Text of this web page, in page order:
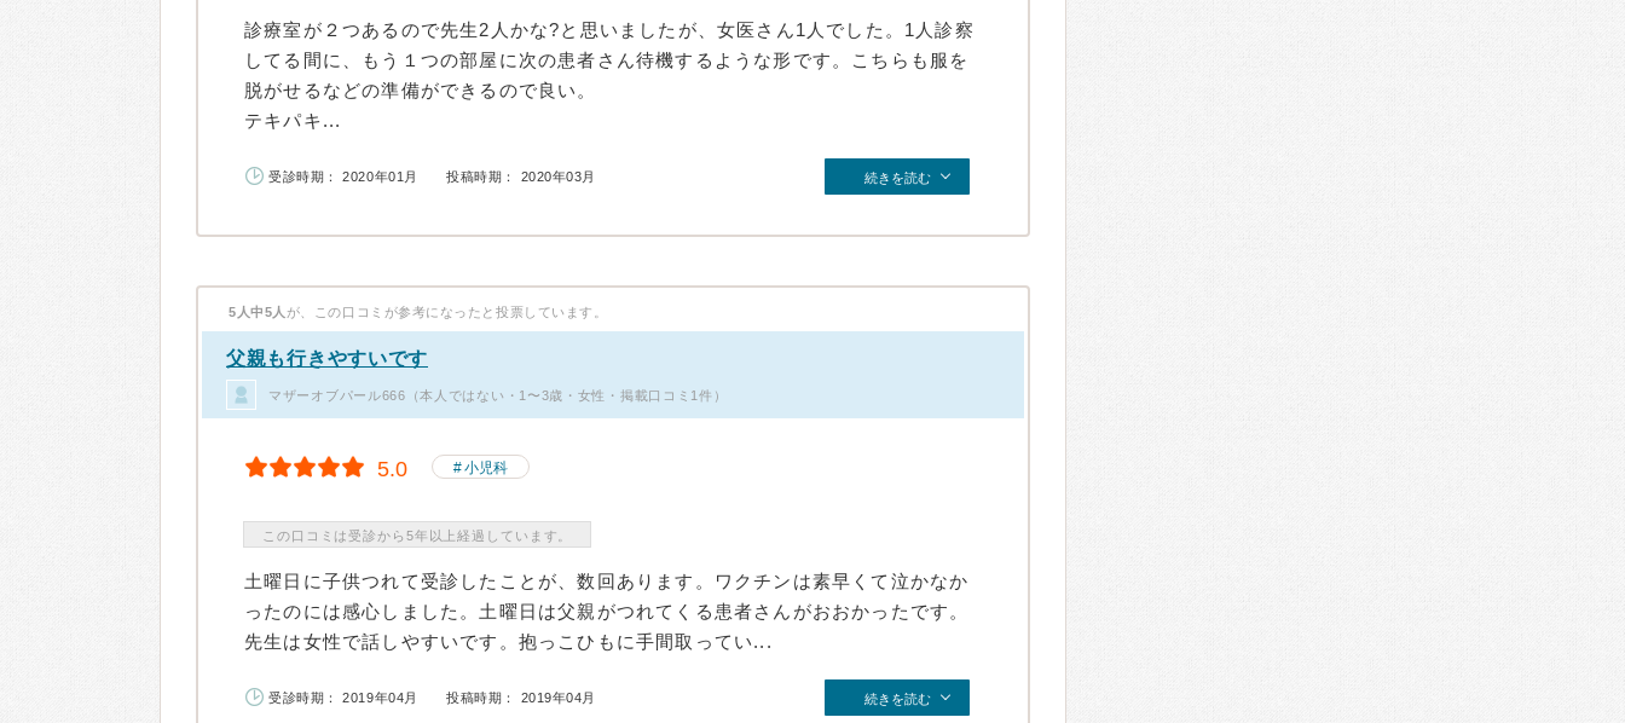
診療室が２つあるので先生2人かな?と思いましたが、女医さん1人でした。1人診察
してる間に、もう１つの部屋に次の患者さん待機するような形です。こちらも服を
脱がせるなどの準備ができるので良い。
テキパキ...
受診時期： 2020年01月 投稿時期： 2020年03月 続きを読む
5人中5人 が、この口コミが参考になったと投票しています。
父親も行きやすいです
マザーオブパール666（本人ではない・1〜3歳・女性・掲載口コミ1件）
5.0 小児科
この口コミは受診から5年以上経過しています。
土曜日に子供つれて受診したことが、数回あります。ワクチンは素早くて泣かなか
ったのには感心しました。土曜日は父親がつれてくる患者さんがおおかったです。
先生は女性で話しやすいです。抱っこひもに手間取ってい...
受診時期： 2019年04月 投稿時期： 2019年04月 続きを読む